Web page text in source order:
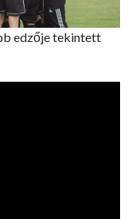
edzője tekintett